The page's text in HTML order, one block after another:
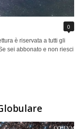
0
è riservata a tutti gli
sei abbonato e non riesci